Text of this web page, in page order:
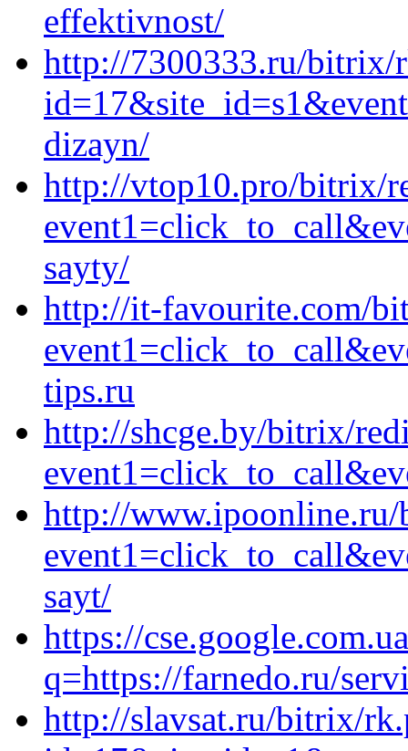
effektivnost/
http://7300333.ru/bitrix/
dizayn/
http://vtop10.pro/bitrix/
sayty/
http://it-favourite.com/
tips.ru
http://shcge.by/bitrix/
http://
sayt/
https://
q=https://farnedo.ru/
http://slavsat.ru/bitrix/